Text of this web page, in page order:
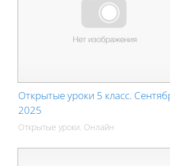
Открытые уроки 5 класс.
2025
Открытые уроки. Онлайн